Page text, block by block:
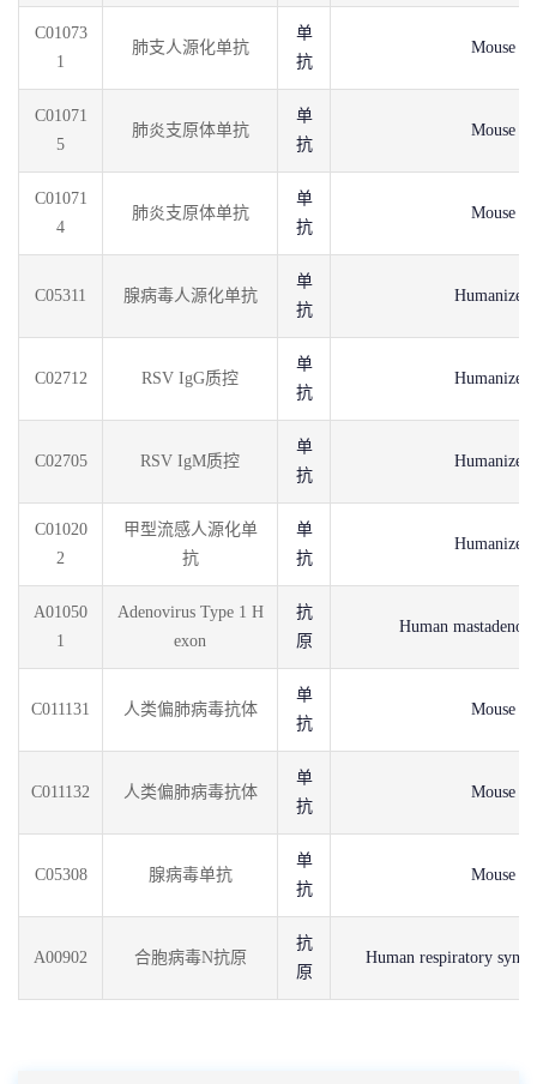
C01073
1
肺支人源化单抗
单
抗
Mouse
C01071
5
肺炎支原体单抗
单
抗
Mouse
C01071
4
肺炎支原体单抗
单
抗
Mouse
C05311 腺病毒人源化单抗
单
抗
Humanized
C02712 RSV IgG质控
单
抗
Humanized
C02705 RSV IgM质控
单
抗
Humanized
C01020
2
甲型流感人源化单
抗
单
抗
Humanized
A01050
1
Adenovirus Type 1 H
exon
抗
原
Human
C011131 人类偏肺病毒抗体
单
抗
Mouse
C011132 人类偏肺病毒抗体
单
抗
Mouse
C05308 腺病毒单抗
单
抗
Mouse
A00902 合胞病毒N抗原
抗
原
Human respiratory